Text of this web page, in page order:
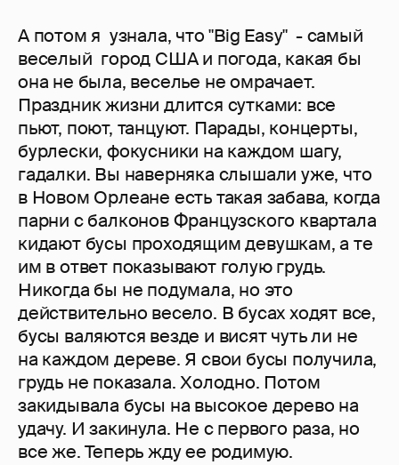
А потом я узнала, что "Big Easy" - самый
веселый город США и погода, какая бы
она не была, веселье не омрачает.
Праздник жизни длится сутками: все
пьют, поют, танцуют. Парады, концерты,
бурлески, фокусники на каждом шагу,
гадалки. Вы наверняка слышали уже, что
в Новом Орлеане есть такая забава, когда
парни с балконов Французского квартала
кидают бусы проходящим девушкам, а те
им в ответ показывают голую грудь.
Никогда бы не подумала, но это
действительно весело. В бусах ходят все,
бусы валяются везде и висят чуть ли не
на каждом дереве. Я свои бусы получила,
грудь не показала. Холодно. Потом
закидывала бусы на высокое дерево на
удачу. И закинула. Не с первого раза, но
все же. Теперь жду ее родимую.